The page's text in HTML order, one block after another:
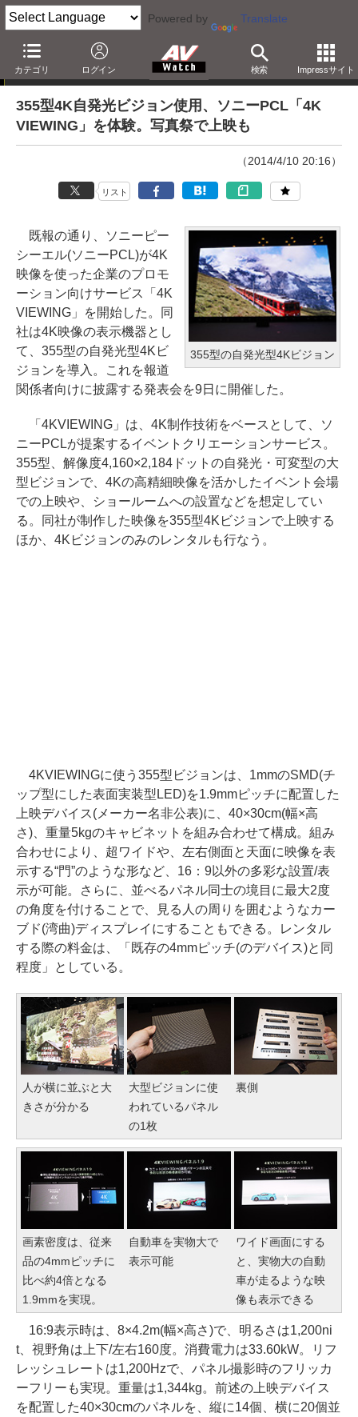
Powered by Translate
カテゴリ ログイン 検索 Impressサイト
ニュース
355型4K自発光ビジョン使用、ソニーPCL「4K
VIEWING」を体験。写真祭で上映も
（2014/4/10 20:16）
リスト
355型の自発光型4Kビジョン
既報の通り、ソニーピー
シーエル(ソニーPCL)が4K
映像を使った企業のプロモ
ーション向けサービス「4K
VIEWING」を開始した。同
社は4K映像の表示機器とし
て、355型の自発光型4Kビ
ジョンを導入。これを報道
関係者向けに披露する発表会を9日に開催した。
「4KVIEWING」は、4K制作技術をベースとして、ソ
ニーPCLが提案するイベントクリエーションサービス。
355型、解像度4,160×2,184ドットの自発光・可変型の大
型ビジョンで、4Kの高精細映像を活かしたイベント会場
での上映や、ショールームへの設置などを想定してい
る。同社が制作した映像を355型4Kビジョンで上映する
ほか、4Kビジョンのみのレンタルも行なう。
4KVIEWINGに使う355型ビジョンは、1mmのSMD(チ
ップ型にした表面実装型LED)を1.9mmピッチに配置した
上映デバイス(メーカー名非公表)に、40×30cm(幅×高
さ)、重量5kgのキャビネットを組み合わせて構成。組み
合わせにより、超ワイドや、左右側面と天面に映像を表
示する“門”のような形など、16：9以外の多彩な設置/表
示が可能。さらに、並べるパネル同士の境目に最大2度
の角度を付けることで、見る人の周りを囲むようなカー
ブド(湾曲)ディスプレイにすることもできる。レンタル
する際の料金は、「既存の4mmピッチ(のデバイス)と同
程度」としている。
人が横に並ぶと大
きさが分かる
大型ビジョンに使
われているパネル
の1枚
裏側
画素密度は、従来
品の4mmピッチに
比べ約4倍となる
1.9mmを実現。
自動車を実物大で
表示可能
ワイド画面にする
と、実物大の自動
車が走るような映
像も表示できる
16:9表示時は、8×4.2m(幅×高さ)で、明るさは1,200ni
t、視野角は上下/左右160度。消費電力は33.60kW。リフ
レッシュレートは1,200Hzで、パネル撮影時のフリッカ
ーフリーも実現。重量は1,344kg。前述の上映デバイス
を配置した40×30cmのパネルを、縦に14個、横に20個並